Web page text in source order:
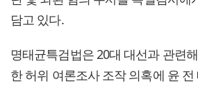
담고 있다.
명태균특검법은 20대 대선과 관련
한 허위 여론조사 조작 의혹에 윤